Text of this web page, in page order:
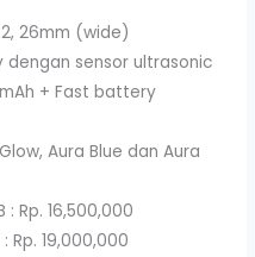
26mm (wide)
dengan sensor ultrasonic
+ Fast battery
Aura Blue dan Aura
: Rp. 16,500,000
: Rp. 19,000,000